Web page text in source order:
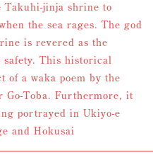
Takuhi-jinja shrine to
the sea rages. The god
is revered as the
This historical
of a waka poem by the
Go-Toba. Furthermore, it
portrayed in Ukiyo-e
and Hokusai